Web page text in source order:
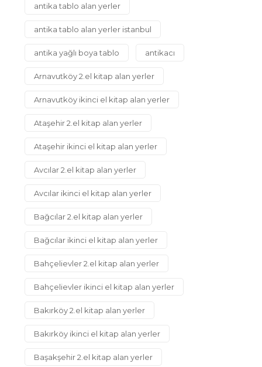
antika tablo alan yerler
antika tablo alan yerler istanbul
antika yağlı boya tablo antikacı
Arnavutköy 2.el kitap alan yerler
Arnavutköy ikinci el kitap alan yerler
Ataşehir 2.el kitap alan yerler
Ataşehir ikinci el kitap alan yerler
Avcılar 2.el kitap alan yerler
Avcılar ikinci el kitap alan yerler
Bağcılar 2.el kitap alan yerler
Bağcılar ikinci el kitap alan yerler
Bahçelievler 2.el kitap alan yerler
Bahçelievler ikinci el kitap alan yerler
Bakırköy 2.el kitap alan yerler
Bakırköy ikinci el kitap alan yerler
Başakşehir 2.el kitap alan yerler